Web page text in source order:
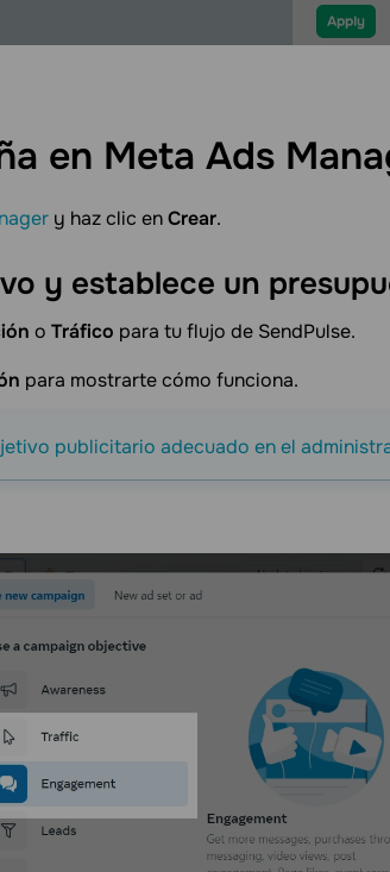
en Meta Ads
y haz clic enCrear.
y establece un
o Tráfico para tu flujo de SendPulse.
para mostrarte cómo funciona.
publicitario adecuado en el